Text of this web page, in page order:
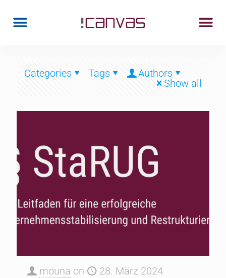
Categories Tags
Authors
Show all
mouna on 28. März 2024